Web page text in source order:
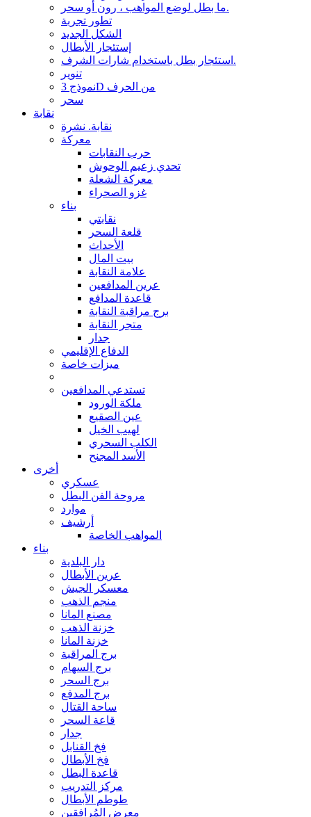
ما بطل لوضع المواهب ، رون أو سحر.
تطور تجربة
الشكل الجديد
إستئجار الأبطال
استئجار بطل باستخدام شارات الشرف.
تنوير
نموذج 3D من الحرف
سحر
نقابة
نقابة. نشرة
معركة
حرب النقابات
تحدي زعيم الوحوش
معركة الشعلة
غزو الصحراء
بناء
نقابتي
قلعة السحر
الأحداث
بيت المال
علامة النقابة
عرين المدافعين
قاعدة المدافع
برج مراقبة النقابة
متجر النقابة
جدار
الدفاع الإقليمي
ميزات خاصة
تستدعي المدافعين
ملكة الورود
عين الصقيع
لهيب الخيل
الكلب السحري
الأسد المجنح
أخرى
عسكري
مروحة الفن البطل
موارد
أرشيف
المواهب الخاصة
بناء
دار البلدية
عرين الأبطال
معسكر الجيش
منجم الذهب
مصنع المانا
خزنة الذهب
خزنة المانا
برج المراقبة
برج السهام
برج السحر
برج المدفع
ساحة القتال
قاعة السحر
جدار
فخ القنابل
فخ الأبطال
قاعدة البطل
مركز التدريب
طوطم الأبطال
معرض المُرافقين